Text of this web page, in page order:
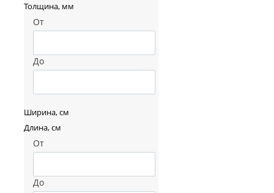
Толщина, мм
От
До
Ширина, см
Длина, см
От
До